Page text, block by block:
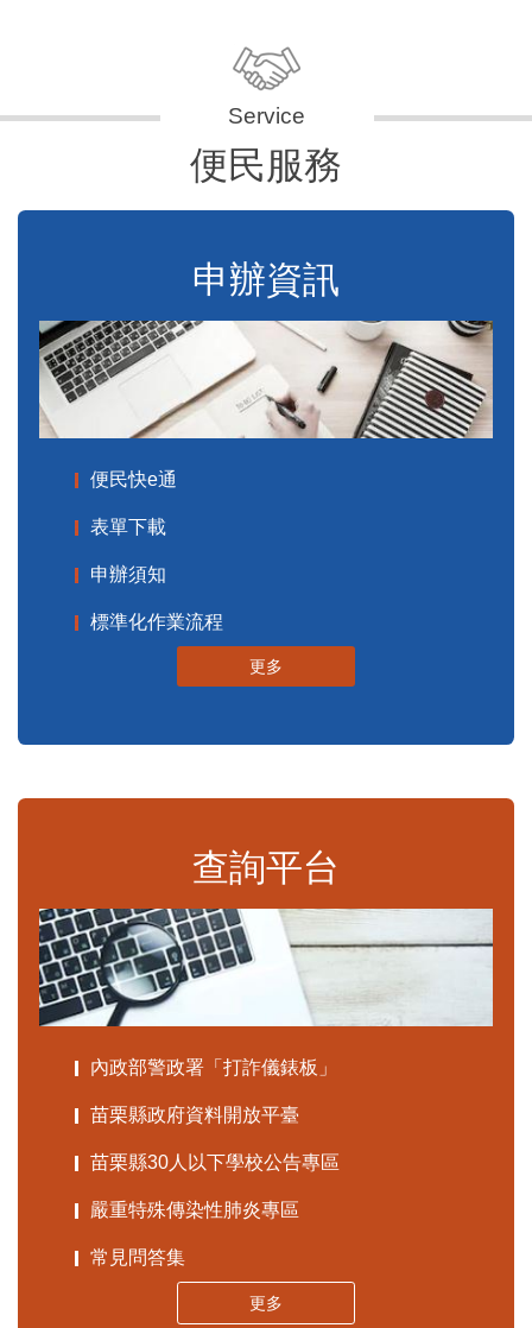
便民服務
申辦資訊
便民快e通
表單下載
申辦須知
標準化作業流程
更多
查詢平台
內政部警政署「打詐儀錶板」
苗栗縣政府資料開放平臺
苗栗縣30人以下學校公告專區
嚴重特殊傳染性肺炎專區
常見問答集
更多